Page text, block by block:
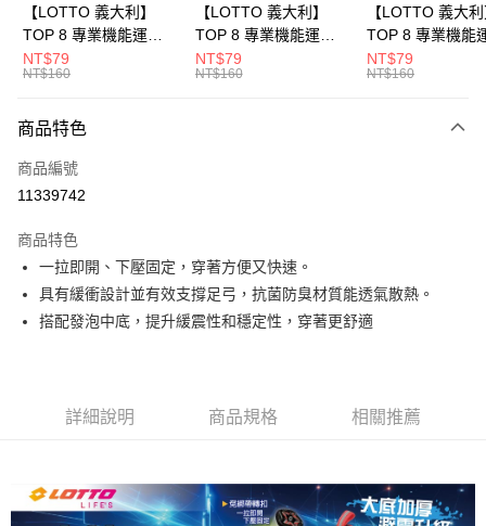
ATM付款
付款後全家取貨
每筆NT$80，滿NT$1,500(含以上)免運費
付款後萊爾富取貨
每筆NT$80，滿NT$3,000(含以上)免運費
付款後7-11取貨
每筆NT$80，滿NT$1,500(含以上)免運費
【LOTTO 義大利】
TOP 8 專業機能運動
襪-加大款(灰藍-
LT9CMW8308)
NT$79
NT$160
【LOTTO 義大利】
TOP 8 專業機能運動
襪-加大款(白/黑-
LT9CMW8309)
NT$79
NT$160
【LOTTO 義大
TOP 8 專業機能
襪-加大款(黑/白-
LT9CMW8300)
NT$79
NT$160
商品特色
商品編號
11339742
商品特色
一拉即開、下壓固定，穿著方便又快速。
具有緩衝設計並有效支撐足弓，抗菌防臭材質能透氣散熱。
搭配發泡中底，提升緩震性和穩定性，穿著更舒適
詳細說明 商品規格 相關推薦